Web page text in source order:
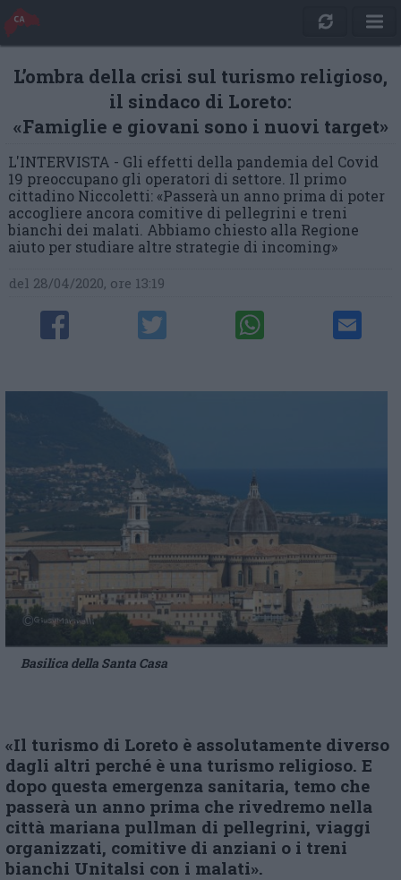
L’ombra della crisi sul turismo religioso,
il sindaco di Loreto:
«Famiglie e giovani sono i nuovi target»
L'INTERVISTA - Gli effetti della pandemia del Covid
19 preoccupano gli operatori di settore. Il primo
cittadino Niccoletti: «Passerà un anno prima di poter
accogliere ancora comitive di pellegrini e treni
bianchi dei malati. Abbiamo chiesto alla Regione
aiuto per studiare altre strategie di incoming»
del 28/04/2020, ore 13:19
Basilica della Santa Casa
«Il turismo di Loreto è assolutamente diverso
dagli altri perché è una turismo religioso. E
dopo questa emergenza sanitaria, temo che
passerà un anno prima che rivedremo nella
città mariana pullman di pellegrini, viaggi
organizzati, comitive di anziani o i treni
bianchi Unitalsi con i malati».